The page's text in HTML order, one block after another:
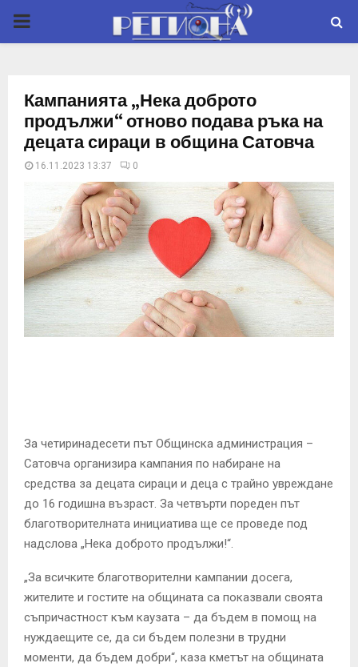
P
M
R
Y
M
U
Кампанията „Нека доброто
продължи“ отново подава ръка на
децата сираци в община Сатовча
16.11.2023 13:37 0
За четиринадесети път Общинска администрация –
Сатовча организира кампания по набиране на
средства за децата сираци и деца с трайно увреждане
до 16 годишна възраст. За четвърти пореден път
благотворителната инициатива ще се проведе под
надслова „Нека доброто продължи!“.
„За всичките благотворителни кампании досега,
жителите и гостите на общината са показвали своята
съпричастност към каузата – да бъдем в помощ на
нуждаещите се, да си бъдем полезни в трудни
моменти, да бъдем добри“, каза кметът на общината